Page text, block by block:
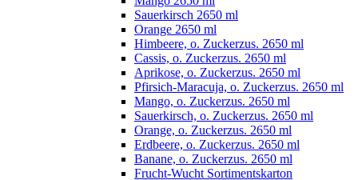
Sauerkirsch 2650 ml
Orange 2650 ml
Himbeere, o. Zuckerzus. 2650 ml
Cassis, o. Zuckerzus. 2650 ml
Aprikose, o. Zuckerzus. 2650 ml
Pfirsich-Maracuja, o. Zuckerzus. 2650 ml
Mango, o. Zuckerzus. 2650 ml
Sauerkirsch, o. Zuckerzus. 2650 ml
Orange, o. Zuckerzus. 2650 ml
Erdbeere, o. Zuckerzus. 2650 ml
Banane, o. Zuckerzus. 2650 ml
Frucht-Wucht Sortimentskarton